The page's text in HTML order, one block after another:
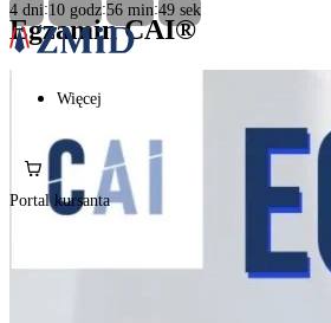
4 dni 10 godz 56 min 48 sek
Więcej
Portal kursanta
Egzamin CAI®